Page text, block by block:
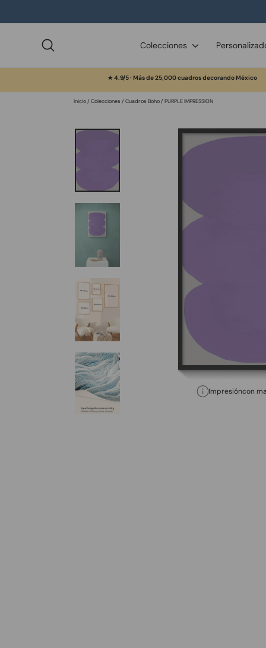
al
Colecciones
★ 4.9/5 · Más de 25,000 cuadros decorando México
Inicio/ Colecciones / Cuadros Boho/ PURPLE IMPRESSION
Impresióncon